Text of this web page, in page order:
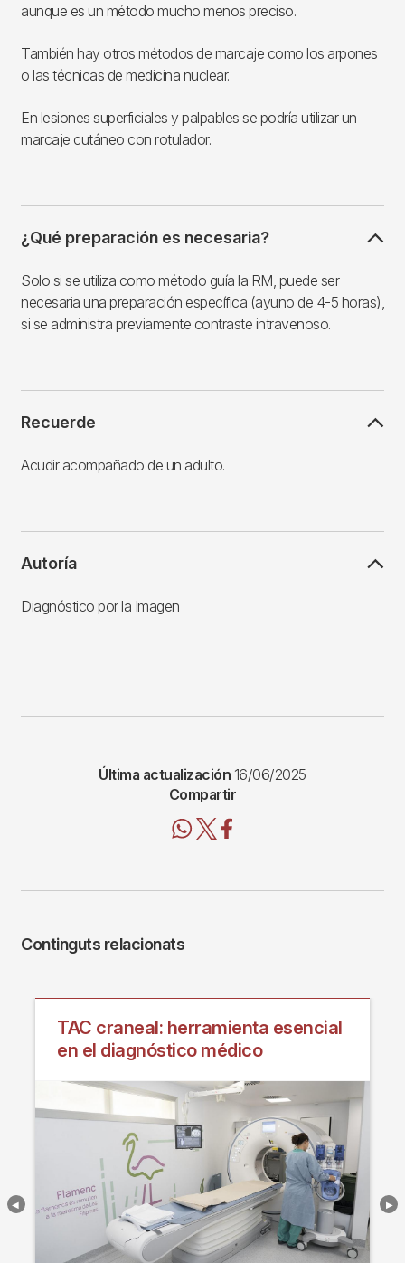
aunque es un método mucho menos preciso.
También hay otros métodos de marcaje como los arpones
o las técnicas de medicina nuclear.
En lesiones superficiales y palpables se podría utilizar un
marcaje cutáneo con rotulador.
¿Qué preparación es necesaria?
Solo si se utiliza como método guía la RM, puede ser
necesaria una preparación específica (ayuno de 4-5 horas),
si se administra previamente contraste intravenoso.
Recuerde
Acudir acompañado de un adulto.
Autoría
Diagnóstico por la Imagen
Última actualización 16/06/2025
Compartir
Continguts relacionats
TAC craneal: herramienta esencial
en el diagnóstico médico